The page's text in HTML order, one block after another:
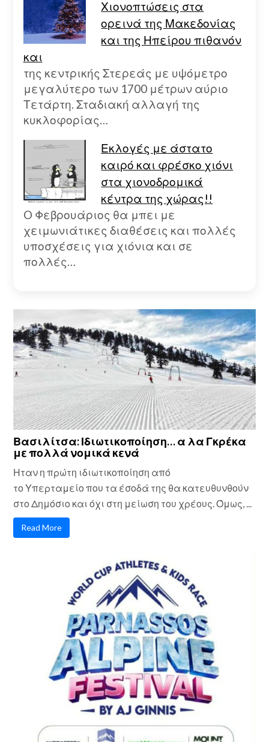
Χιονοπτώσεις στα
ορεινά της Μακεδονίας
και της Ηπείρου πιθανόν
και
της κεντρικής Στερεάς με υψόμετρο
μεγαλύτερο των 1700 μέτρων αύριο
Τετάρτη. Σταδιακή αλλαγή της
κυκλοφορίας…
Εκλογές με άστατο
καιρό και φρέσκο χιόνι
στα χιονοδρομικά
κέντρα της χώρας!!
O Φεβρουάριος θα μπει με
χειμωνιάτικες διαθέσεις και πολλές
υποσχέσεις για χιόνια και σε
πολλές…
Βασιλίτσα: Ιδιωτικοποίηση… α λα Γκρέκα
με πολλά νομικά κενά
Ηταν η πρώτη ιδιωτικοποίηση από
το Υπερταμείο που τα έσοδά της θα κατευθυνθούν
στο Δημόσιο και όχι στη μείωση του χρέους. Όμως, ...
Read More